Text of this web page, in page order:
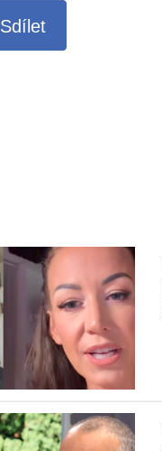
Sdílet